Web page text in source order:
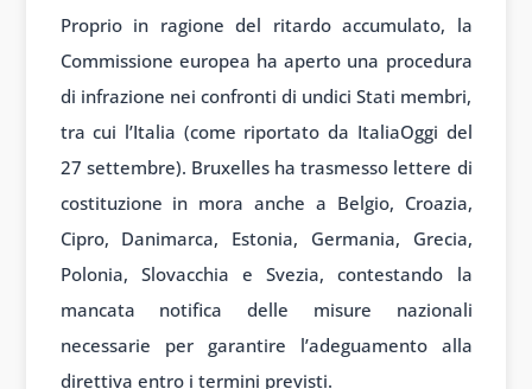
Proprio in ragione del ritardo accumulato, la
Commissione europea ha aperto una procedura
di infrazione nei confronti di undici Stati membri,
tra cui l’Italia (come riportato da ItaliaOggi del
27 settembre). Bruxelles ha trasmesso lettere di
costituzione in mora anche a Belgio, Croazia,
Cipro, Danimarca, Estonia, Germania, Grecia,
Polonia, Slovacchia e Svezia, contestando la
mancata notifica delle misure nazionali
necessarie per garantire l’adeguamento alla
direttiva entro i termini previsti.